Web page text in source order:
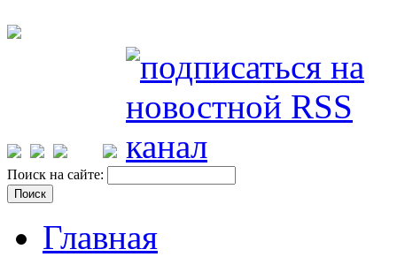
Поиск на сайте:
Главная